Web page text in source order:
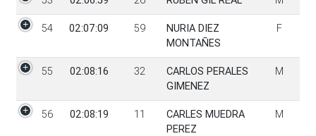
54 02:07:09 59
NURIA DIEZ
MONTAÑES
F
55 02:08:16 32
CARLOS PERALES
GIMENEZ
M
56 02:08:19 11
CARLES MUEDRA
PEREZ
M